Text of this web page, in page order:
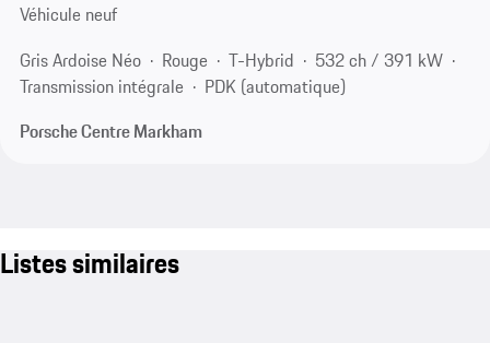
Véhicule neuf
Gris Ardoise Néo
Rouge T-Hybrid
532 ch / 391 kW
Transmission intégrale
PDK (automatique)
Porsche Centre Markham
Listes similaires